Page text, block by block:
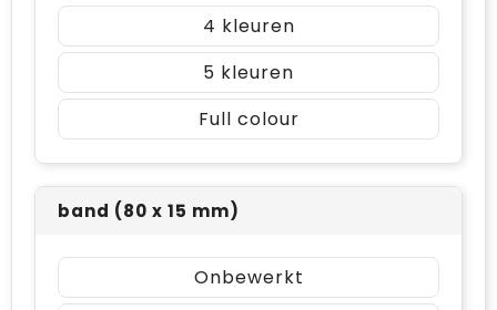
4
5
Full colour
band (80 x 15 mm)
Onbewerkt